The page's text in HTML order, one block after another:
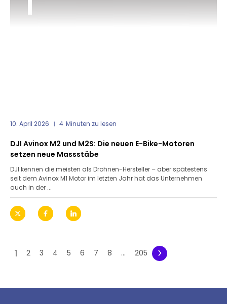
10. April 2026 4 Minuten zu lesen
DJI Avinox M2 und M2S: Die neuen E-Bike-Motoren
setzen neue Massstäbe
DJI kennen die meisten als Drohnen-Hersteller – aber spätestens
seit dem Avinox M1 Motor im letzten Jahr hat das Unternehmen
auch in der ...
1 2 3 4 5 6 7 8 ... 205